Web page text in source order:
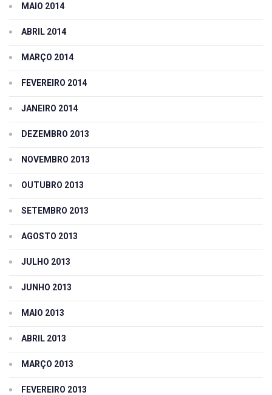
MAIO 2014
ABRIL 2014
MARÇO 2014
FEVEREIRO 2014
JANEIRO 2014
DEZEMBRO 2013
NOVEMBRO 2013
OUTUBRO 2013
SETEMBRO 2013
AGOSTO 2013
JULHO 2013
JUNHO 2013
MAIO 2013
ABRIL 2013
MARÇO 2013
FEVEREIRO 2013